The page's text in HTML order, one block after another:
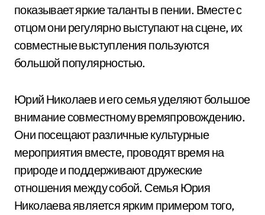
показывает яркие таланты в пении. Вместе с
отцом они регулярно выступают на сцене, их
совместные выступления пользуются
большой популярностью.
Юрий Николаев и его семья уделяют большое
внимание совместному времяпровождению.
Они посещают различные культурные
мероприятия вместе, проводят время на
природе и поддерживают дружеские
отношения между собой. Семья Юрия
Николаева является ярким примером того,